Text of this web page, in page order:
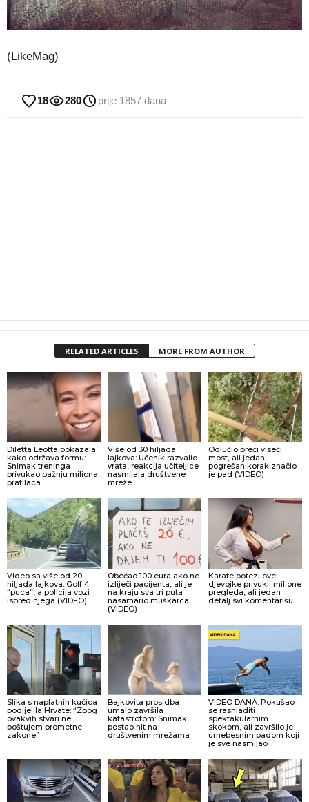
(LikeMag)
18 280 prije 1857 dana
RELATED ARTICLES MORE FROM AUTHOR
Diletta Leotta pokazala
kako održava formu:
Snimak treninga
privukao pažnju miliona
pratilaca
Više od 30 hiljada
lajkova: Učenik razvalio
vrata, reakcija učiteljice
nasmijala društvene
mreže
Odlučio preći viseći
most, ali jedan
pogrešan korak značio
je pad (VIDEO)
Video sa više od 20
hiljada lajkova: Golf 4
“puca”, a policija vozi
ispred njega (VIDEO)
Obećao 100 eura ako ne
izliječi pacijenta, ali je
na kraju sva tri puta
nasamario muškarca
(VIDEO)
Karate potezi ove
djevojke privukli milione
pregleda, ali jedan
detalj svi komentarišu
Slika s naplatnih kućica
podijelila Hrvate: “Zbog
ovakvih stvari ne
poštujem prometne
zakone”
Bajkovita prosidba
umalo završila
katastrofom: Snimak
postao hit na
društvenim mrežama
VIDEO DANA: Pokušao
se rashladiti
spektakularnim
skokom, ali završilo je
urnebesnim padom koji
je sve nasmijao